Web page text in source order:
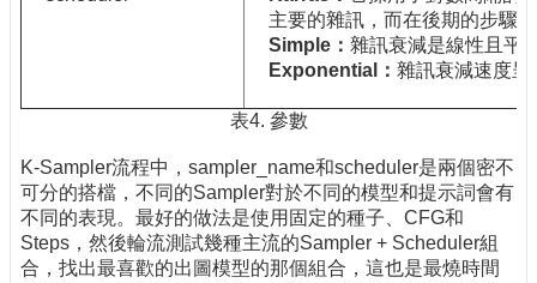
主要的雜訊，而在後期的步驟
Simple ： 雜訊衰減是線性且平
Exponential
： 雜訊衰減速度呈
表4. 參數
K-Sampler流程中，sampler_name和scheduler是兩個密不
可分的搭檔，不同的Sampler對於不同的模型和提示詞會有
不同的表現。最好的做法是使用固定的種子、CFG和
Steps，然後輪流測試幾種主流的Sampler + Scheduler組
合，找出最喜歡的出圖模型的那個組合，這也是最燒時間